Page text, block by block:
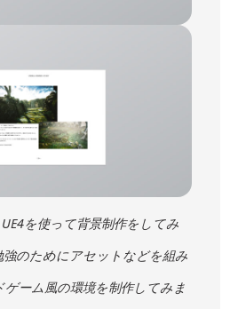
UE4を使って背景制作をしてみ
のためにアセットなどを組み
ーム風の環境を制作してみま